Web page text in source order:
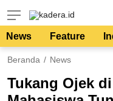
kadera.id
Tempat bertutur
News Feature
Beranda News
Tukang Ojek